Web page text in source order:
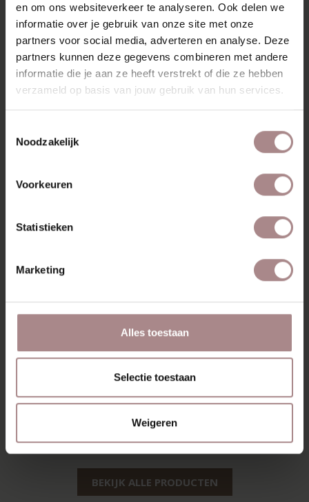
en om ons websiteverkeer te analyseren. Ook delen we
informatie over je gebruik van onze site met onze
partners voor social media, adverteren en analyse. Deze
partners kunnen deze gegevens combineren met andere
informatie die je aan ze heeft verstrekt of die ze hebben
verzameld op basis van jouw gebruik van hun services.
Noodzakelijk
Voorkeuren
Statistieken
Marketing
Alles toestaan
Selectie toestaan
Weigeren
KLEURSTAAL BESTELLEN
AFMETINGEN & HANDLEIDING
ZAKELIJK
MISSCHIEN VIND JE DIT OOK
NONNE
UITSCHUIFBAAR |
BEUKEN
SAMT ROND |
VANAF€ 799,00
BEKIJK ALLE PRODUCTEN